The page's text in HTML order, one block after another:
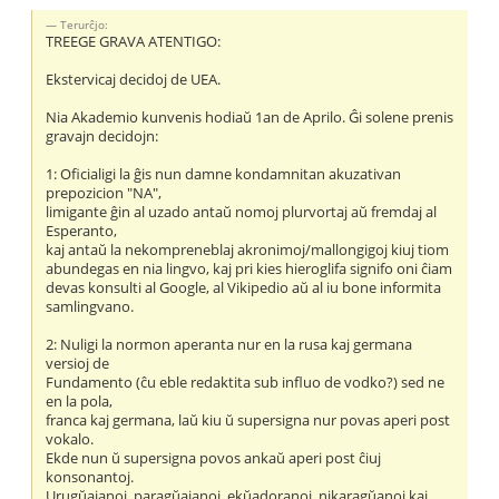
Terurĉjo:
TREEGE GRAVA ATENTIGO:
Ekstervicaj decidoj de UEA.
Nia Akademio kunvenis hodiaŭ 1an de Aprilo. Ĝi solene prenis
gravajn decidojn:
1: Oficialigi la ĝis nun damne kondamnitan akuzativan
prepozicion "NA",
limigante ĝin al uzado antaŭ nomoj plurvortaj aŭ fremdaj al
Esperanto,
kaj antaŭ la nekompreneblaj akronimoj/mallongigoj kiuj tiom
abundegas en nia lingvo, kaj pri kies hieroglifa signifo oni ĉiam
devas konsulti al Google, al Vikipedio aŭ al iu bone informita
samlingvano.
2: Nuligi la normon aperanta nur en la rusa kaj germana
versioj de
Fundamento (ĉu eble redaktita sub influo de vodko?) sed ne
en la pola,
franca kaj germana, laŭ kiu ŭ supersigna nur povas aperi post
vokalo.
Ekde nun ŭ supersigna povos ankaŭ aperi post ĉiuj
konsonantoj.